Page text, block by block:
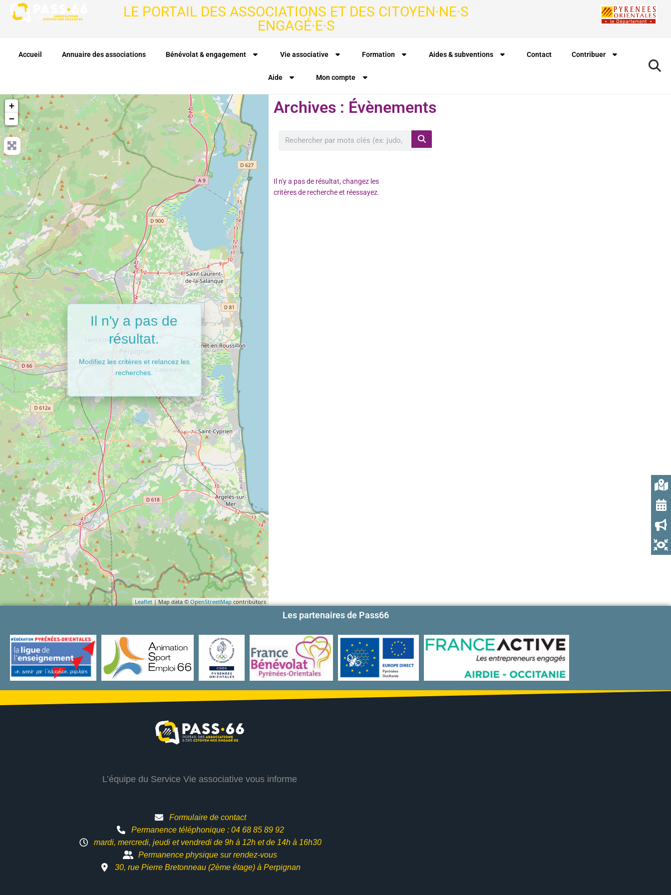
LE PORTAIL DES ASSOCIATIONS ET DES CITOYEN·NE·S
ENGAGÉ·E·S
Accueil Annuaire des associations Bénévolat & engagement Vie associative Formation Aides & subventions Contact Contribuer
Aide Mon compte
+
−
Leaflet| Map data © OpenStreetMapcontributors
Il n'y a pas de
résultat.
Modifiez les critères et relancez les
recherches.
Archives : Évènements
Il n'y a pas de résultat, changez les
critères de recherche et réessayez.
Les partenaires de Pass66
L’équipe du Service Vie associative vous informe
Formulaire de contact
Permanence téléphonique : 04 68 85 89 92
mardi, mercredi, jeudi et vendredi de 9h à 12h etde 14h à 16h30
Permanence physique sur rendez-vous
30, rue Pierre Bretonneau (2ème étage) à Perpignan